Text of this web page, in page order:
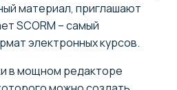
материал, приглашают
SCORM – самый
электронных курсов.
в мощном редакторе